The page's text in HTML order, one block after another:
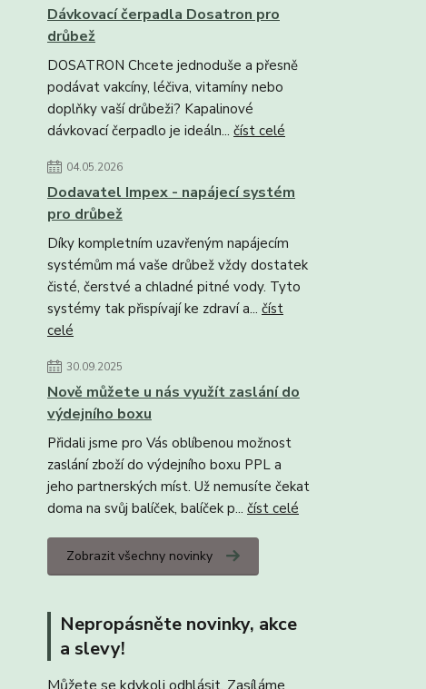
Dávkovací čerpadla Dosatron pro
drůbež
DOSATRON Chcete jednoduše a přesně
podávat vakcíny, léčiva, vitamíny nebo
doplňky vaší drůbeži? Kapalinové
dávkovací čerpadlo je ideáln... číst celé
04.05.2026
Dodavatel Impex - napájecí systém
pro drůbež
Díky kompletním uzavřeným napájecím
systémům má vaše drůbež vždy dostatek
čisté, čerstvé a chladné pitné vody. Tyto
systémy tak přispívají ke zdraví a... číst
celé
30.09.2025
Nově můžete u nás využít zaslání do
výdejního boxu
Přidali jsme pro Vás oblíbenou možnost
zaslání zboží do výdejního boxu PPL a
jeho partnerských míst. Už nemusíte čekat
doma na svůj balíček, balíček p... číst celé
Zobrazit všechny novinky
Nepropásněte novinky, akce
a slevy!